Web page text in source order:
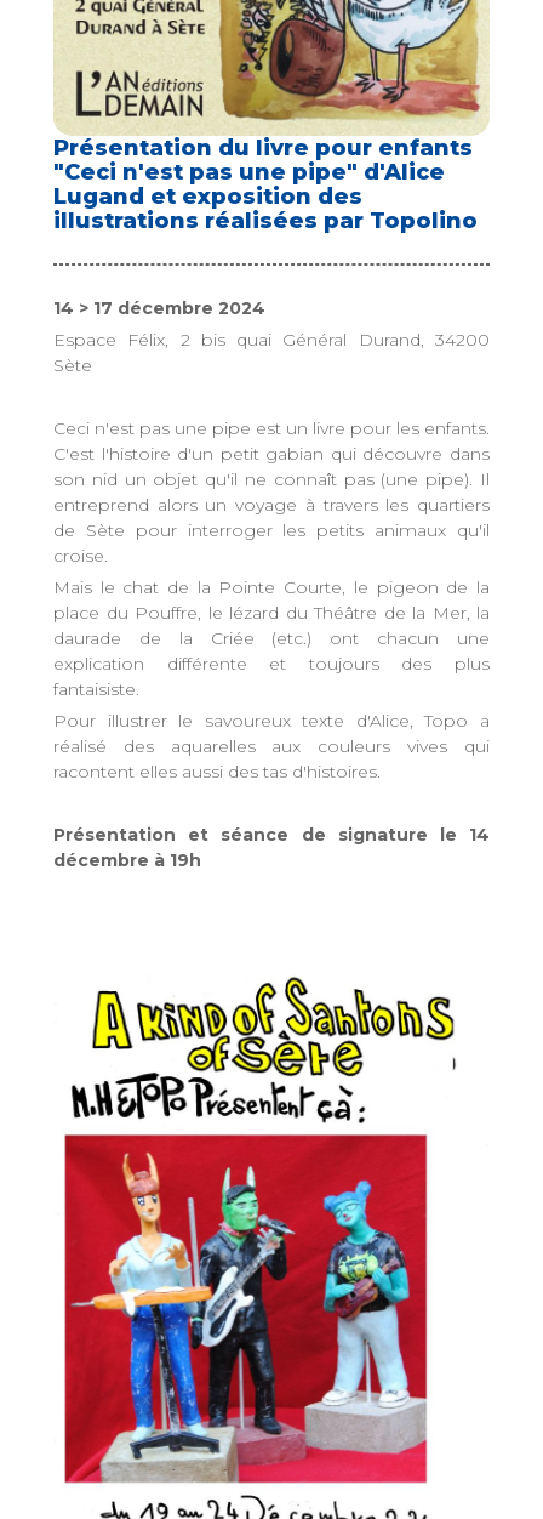
Présentation du livre pour enfants
"Ceci n'est pas une pipe" d'Alice
Lugand et exposition des
illustrations réalisées par Topolino
14 > 17 décembre 2024
Espace Félix, 2 bis quai Général Durand, 34200
Sète
Ceci n'est pas une pipe est un livre pour les enfants.
C'est l'histoire d'un petit gabian qui découvre dans
son nid un objet qu'il ne connaît pas (une pipe). Il
entreprend alors un voyage à travers les quartiers
de Sète pour interroger les petits animaux qu'il
croise.
Mais le chat de la Pointe Courte, le pigeon de la
place du Pouffre, le lézard du Théâtre de la Mer, la
daurade de la Criée (etc.) ont chacun une
explication différente et toujours des plus
fantaisiste.
Pour illustrer le savoureux texte d'Alice, Topo a
réalisé des aquarelles aux couleurs vives qui
racontent elles aussi des tas d'histoires.
Présentation et séance de signature le 14
décembre à 19h